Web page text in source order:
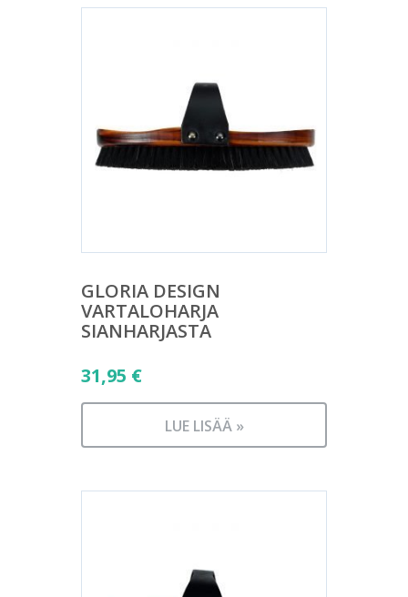
GLORIA DESIGN
VARTALOHARJA
SIANHARJASTA
31,95 €
LUE LISÄÄ »